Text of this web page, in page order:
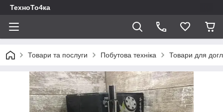
ТехноТо4ка
Товари та послуги Побутова техніка Товари для